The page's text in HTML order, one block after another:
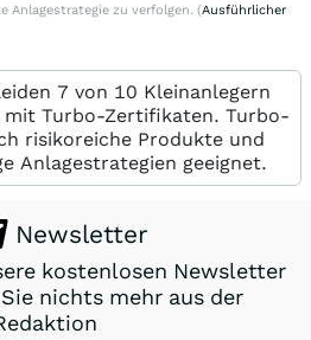
Anlagestrategie zu verfolgen. (Ausführlicher
7 von 10 Kleinanlegern
mit Turbo-Zertifikaten. Turbo-
risikoreiche Produkte und
Anlagestrategien geeignet.
Newsletter
kostenlosen Newsletter
nichts mehr aus der